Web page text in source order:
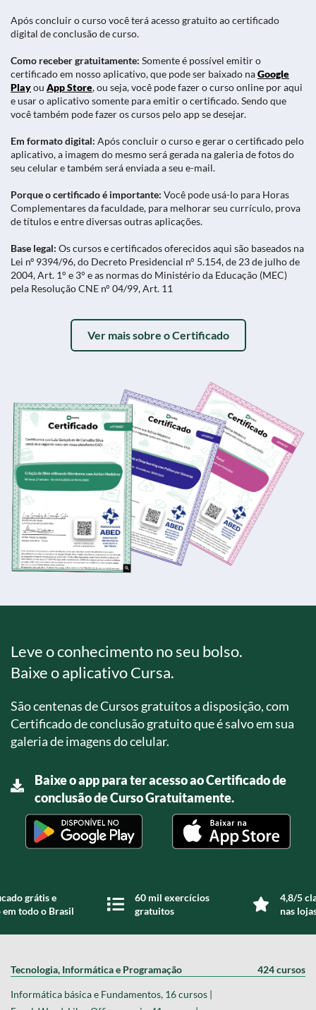
Após concluir o curso você terá acesso gratuito ao certificado
digital de conclusão de curso.
Como receber gratuitamente: Somente é possível emitir o
certificado em nosso aplicativo, que pode ser baixado naGoogle
Playou App Store, ou seja, você pode fazer o curso online por aqui
e usar o aplicativo somente para emitir o certificado. Sendo que
você também pode fazer os cursos pelo app se desejar.
Em formato digital: Após concluir o curso e gerar o certificado pelo
aplicativo, a imagem do mesmo será gerada na galeria de fotos do
seu celular e também será enviada a seu e-mail.
Porque o certificado é importante: Você pode usá-lo para Horas
Complementares da faculdade, para melhorar seu currículo, prova
de títulos e entre diversas outras aplicações.
Base legal: Os cursos e certificados oferecidos aqui são baseados na
Lei nº 9394/96, do Decreto Presidencial n° 5.154, de 23 de julho de
2004, Art. 1° e 3° e as normas do Ministério da Educação (MEC)
pela Resolução CNE n° 04/99, Art. 11
Ver mais sobre o Certificado
Leve o conhecimento no seu bolso.
Baixe o aplicativo Cursa.
São centenas de Cursos gratuitos a disposição, com
Certificado de conclusão gratuito que é salvo em sua
galeria de imagens do celular.
Baixe o app para ter acesso ao Certificado de
conclusão de Curso Gratuitamente.
grátis e
todo o Brasil
60 mil exercícios
gratuitos
4,8/5
nas
Tecnologia, Informática e Programação 424 cursos
Informática básica e Fundamentos, 16 cursos |